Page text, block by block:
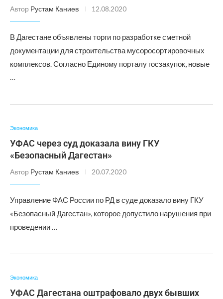
Автор Рустам Каниев 12.08.2020
В Дагестане объявлены торги по разработке сметной
документации для строительства мусоросортировочных
комплексов. Согласно Единому порталу госзакупок, новые
…
Экономика
УФАС через суд доказала вину ГКУ
«Безопасный Дагестан»
Автор Рустам Каниев 20.07.2020
Управление ФАС России по РД в суде доказало вину ГКУ
«Безопасный Дагестан», которое допустило нарушения при
проведении …
Экономика
УФАС Дагестана оштрафовало двух бывших